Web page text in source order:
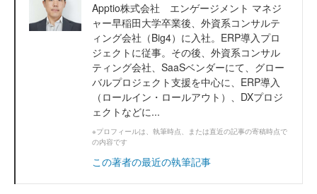
Apptio株式会社 エンゲージメント マネジ
ャー早稲田大学卒業後、外資系コンサルテ
ィング会社（Big4）に入社。ERP導入プロ
ジェクトに従事。その後、外資系コンサル
ティング会社、SaaSベンダーにて、グロー
バルプロジェクト支援を中心に、ERP導入
（ロールイン・ロールアウト）、DXプロジ
ェクトなどに...
※プロフィールは、執筆時点、または直近の記事の寄稿時点で
の内容です
この著者の最近の執筆記事